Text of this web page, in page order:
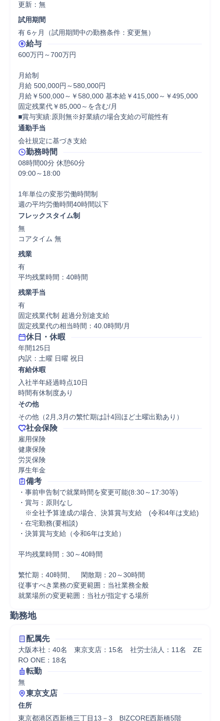
更新：無
試用期間
有 6ヶ月（試用期間中の勤務条件：変更無）
給与
600万円～700万円
月給制
月給 500,000円～580,000円
月給￥500,000～￥580,000 基本給￥415,000～￥495,000
固定残業代￥85,000～を含む/月
■賞与実績:原則無※好業績の場合支給の可能性有
通勤手当
会社規定に基づき支給
勤務時間
08時間00分 休憩60分
09:00～18:00
1年単位の変形労働時間制
フレックスタイム制
無
コアタイム 無
残業
有
平均残業時間：40時間
残業手当
有
固定残業代制 超過分別途支給
固定残業代の相当時間：40.0時間/月
休日・休暇
年間125日
内訳：土曜 日曜 祝日
有給休暇
入社半年経過時点10日
時間有休制度あり
その他
その他（2月,3月の繁忙期は計4回ほど土曜出勤あり）
社会保険
雇用保険
健康保険
労災保険
厚生年金
備考
・事前申告制で就業時間を変更可能(8:30～17:30等)
・賞与：原則なし
※全社予算達成の場合、決算賞与支給　(令和4年は支給)
・在宅勤務(要相談)
・決算賞与支給（令和6年は支給）
平均残業時間：30～40時間
繁忙期：40時間、　閑散期：20～30時間
従事すべき業務の変更範囲：当社業務全般
就業場所の変更範囲：当社が指定する場所
勤務地
配属先
大阪本社：40名　東京支店：15名　社労士法人：11名　ZE
RO ONE：18名
転勤
無
東京支店
住所
東京都港区西新橋三丁目13－3　BIZCORE西新橋5階